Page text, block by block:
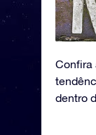
Confira
dentro